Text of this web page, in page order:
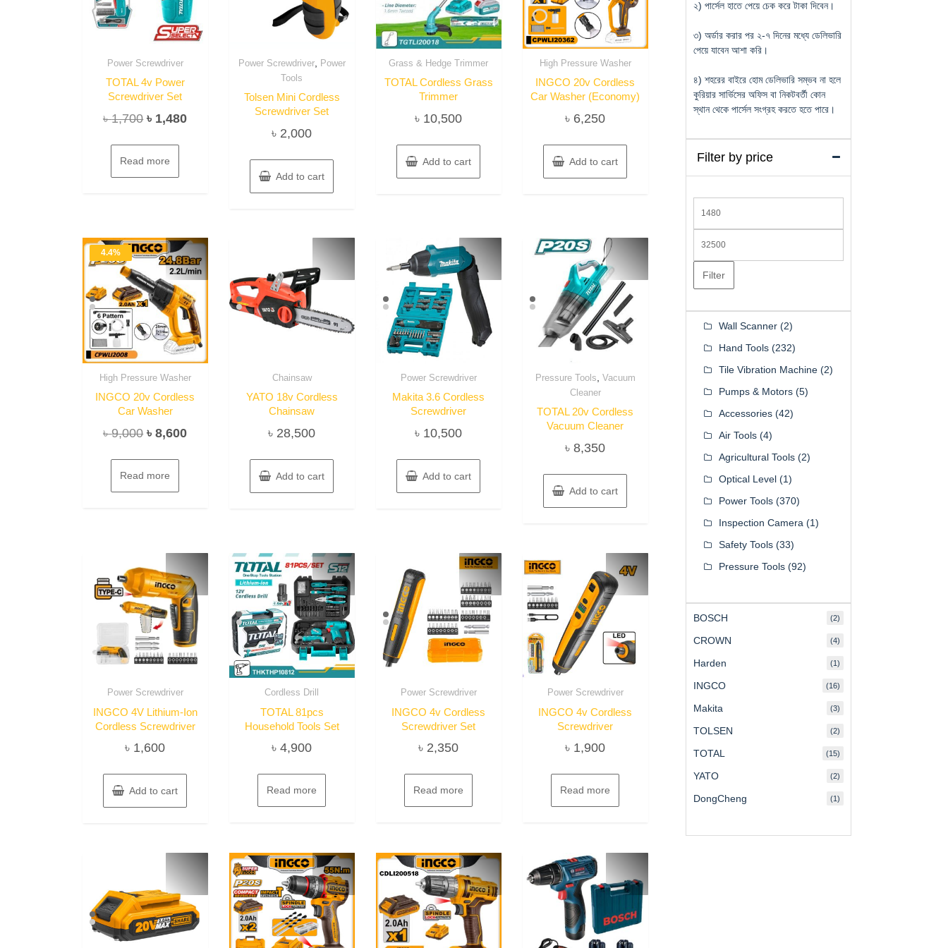
Power Screwdriver
TOTAL 4v Power
Screwdriver Set
৳1,700 Original
৳ 1,700.
৳ 1,480Current
Read more
Power Screwdriver, Power
Tools
Tolsen Mini Cordless
Screwdriver Set
৳ 2,000
Add to cart
Grass & Hedge Trimmer
TOTAL Cordless Grass
Trimmer
৳ 10,500
Add to cart
High Pressure Washer
INGCO 20v Cordless
Car Washer (Economy)
৳ 6,250
Add to cart
4.4%
High Pressure Washer
INGCO 20v Cordless
Car Washer
৳9,000 Original
৳ 9,000.
৳8,600Current
Read more
Chainsaw
YATO 18v Cordless
Chainsaw
৳ 28,500
Add to cart
Power Screwdriver
Makita 3.6 Cordless
Screwdriver
৳ 10,500
Add to cart
Pressure Tools Vacuum
Cleaner
TOTAL 20v Cordless
Vacuum Cleaner
৳8,350
Add to cart
Power Screwdriver
INGCO 4V Lithium-Ion
Cordless Screwdriver
৳ 1,600
Add to cart
Cordless Drill
TOTAL 81pcs
Household Tools Set
৳4,900
Read more
Power Screwdriver
INGCO 4v Cordless
Screwdriver Set
৳ 2,350
Read more
Power Screwdriver
INGCO 4v Cordless
Screwdriver
৳ 1,900
Read more
২) পার্সেল হাতে পেয়ে চেক করে টাকা দিবেন।
৩) অর্ডার করার পর ২-৭ দিনের মধ্যে ডেলিভারি
পেয়ে যাবেন আশা করি।
৪) শহরের বাইরে হোম ডেলিভারি সম্ভব না হলে
কুরিয়ার সার্ভিসের অফিস বা নিকটবর্তী কোন
স্থান থেকে পার্সেল সংগ্রহ করতে হতে পারে।
Filter by price
price
price
Filter
Wall Scanner (2)
Hand Tools (232)
Tile Vibration Machine (2)
Pumps & Motors (5)
Accessories (42)
Air Tools (4)
Agricultural Tools (2)
Optical Level (1)
Power Tools (370)
Inspection Camera (1)
Safety Tools (33)
Pressure Tools (92)
BOSCH (2)
CROWN (4)
Harden (1)
INGCO (16)
Makita (3)
TOLSEN (2)
TOTAL (15)
YATO (2)
DongCheng (1)